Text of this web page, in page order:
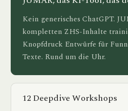
Kein generisches ChatGPT.
kompletten ZHS-Inhalte
Knopfdruck Entwürfe für
Texte. Rund um die Uhr.
12 Deepdive Workshops